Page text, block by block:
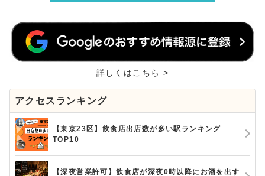
詳しくはこちら >
アクセスランキング
【東京23区】飲食店出店数が多い駅ランキング
TOP10
【深夜営業許可】飲食店が深夜0時以降にお酒を出す